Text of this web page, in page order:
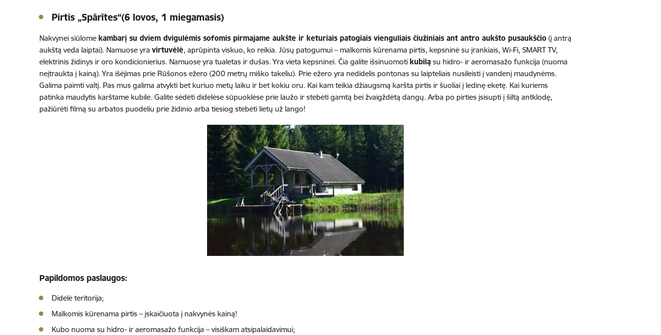
Pirtis „Spārītes“(6 lovos, 1 miegamasis)
Nakvynei siūlome kambarį su dviem dvigulėmis sofomis pirmajame aukšte ir keturiais patogiais vienguliais čiužiniais ant antro aukšto pusaukščio(į antrą
aukštą veda laiptai). Namuose yra virtuvėlė, aprūpinta viskuo, ko reikia. Jūsų patogumui – malkomis kūrenama pirtis, kepsninė su įrankiais, Wi-Fi, SMART TV,
elektrinis židinys ir oro kondicionierius. Namuose yra tualetas ir dušas. Yra vieta kepsninei. Čia galite išsinuomoti kubiląsu hidro- ir aeromasažo funkcija (nuoma
neįtraukta į kainą). Yra išėjimas prie Rūšonos ežero (200 metrų miško takeliu). Prie ežero yra nedidelis pontonas su laipteliais nusileisti į vandenį maudynėms.
Galima paimti valtį. Pas mus galima atvykti bet kuriuo metų laiku ir bet kokiu oru. Kai kam teikia džiaugsmą karšta pirtis ir šuoliai į ledinę eketę. Kai kuriems
patinka maudytis karštame kubile. Galite sėdėti didelėse sūpuoklėse prie laužo ir stebėti gamtą bei žvaigždėtą dangų. Arba po pirties įsisupti į šiltą antklodę,
pažiūrėti filmą su arbatos puodeliu prie židinio arba tiesiog stebėti lietų už lango!
Papildomos paslaugos:
Didelė teritorija;
Malkomis kūrenama pirtis – įskaičiuota į nakvynės kainą!
Kubo nuoma su hidro- ir aeromasažo funkcija – visiškam atsipalaidavimui;